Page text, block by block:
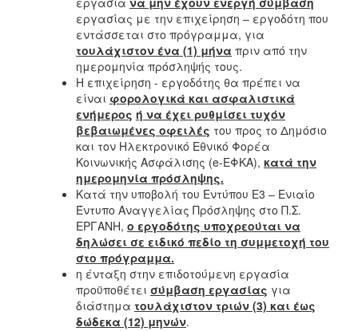
εργασίας με την επιχείρηση – εργοδότη που
εντάσσεται στο πρόγραμμα, για
τουλάχιστον ένα (1) μήνα πριν από την
ημερομηνία πρόσληψής τους.
Η επιχείρηση - εργοδότης θα πρέπει να
είναι φορολογικά και ασφαλιστικά
ενήμερος ή να έχει ρυθμίσει τυχόν
βεβαιωμένες οφειλές του προς το Δημόσιο
και τον Ηλεκτρονικό Εθνικό Φορέα
Κοινωνικής Ασφάλισης (e-ΕΦΚΑ), κατά την
ημερομηνία πρόσληψης.
Κατά την υποβολή του Εντύπου Ε3 – Ενιαίο
Έντυπο Αναγγελίας Πρόσληψης στο Π.Σ.
ΕΡΓΑΝΗ, ο εργοδότης υποχρεούται να
δηλώσει σε ειδικό πεδίο τη συμμετοχή του
στο πρόγραμμα.
η ένταξη στην επιδοτούμενη εργασία
προϋποθέτει σύμβαση εργασίας για
διάστημα τουλάχιστον τριών (3) και έως
δώδεκα (12) μηνών.